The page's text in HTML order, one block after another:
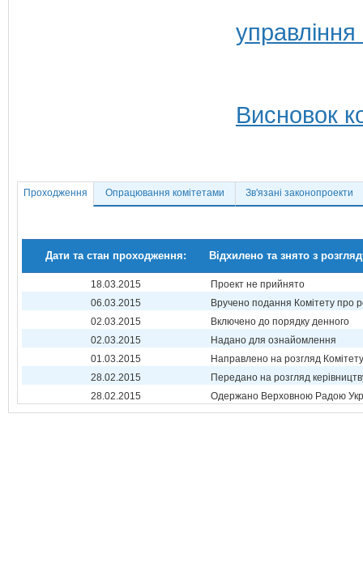
Висновок
Проходження Опрацювання комітетами Зв'язані законопроекти
Дати та стан проходження: Відхилено та знято з
18.03.2015
Проект не прийнято
06.03.2015
Вручено подання Комітету про
02.03.2015
Включено до порядку денного
02.03.2015
Надано для ознайомлення
01.03.2015
Направлено на розгляд Комітету
28.02.2015
Передано на розгляд
28.02.2015
Одержано Верховною Радою